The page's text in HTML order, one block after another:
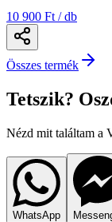
10 900 Ft / db
Összes termék
Tetszik?
Nézd mit találtam a
WhatsApp